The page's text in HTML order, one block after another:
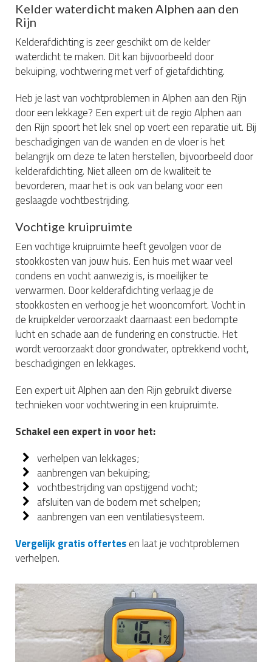
Kelder waterdicht maken Alphen aan den
Rijn
Kelderafdichting is zeer geschikt om de kelder
waterdicht te maken. Dit kan bijvoorbeeld door
bekuiping, vochtwering met verf of gietafdichting.
Heb je last van vochtproblemen in Alphen aan den Rijn
door een lekkage? Een expert uit de regio Alphen aan
den Rijn spoort het lek snel op voert een reparatie uit. Bij
beschadigingen van de wanden en de vloer is het
belangrijk om deze te laten herstellen, bijvoorbeeld door
kelderafdichting. Niet alleen om de kwaliteit te
bevorderen, maar het is ook van belang voor een
geslaagde vochtbestrijding.
Vochtige kruipruimte
Een vochtige kruipruimte heeft gevolgen voor de
stookkosten van jouw huis. Een huis met waar veel
condens en vocht aanwezig is, is moeilijker te
verwarmen. Door kelderafdichting verlaag je de
stookkosten en verhoog je het wooncomfort. Vocht in
de kruipkelder veroorzaakt daarnaast een bedompte
lucht en schade aan de fundering en constructie. Het
wordt veroorzaakt door grondwater, optrekkend vocht,
beschadigingen en lekkages.
Een expert uit Alphen aan den Rijn gebruikt diverse
technieken voor vochtwering in een kruipruimte.
Schakel een expert in voor het:
verhelpen van lekkages;
aanbrengen van bekuiping;
vochtbestrijding van opstijgend vocht;
afsluiten van de bodem met schelpen;
aanbrengen van een ventilatiesysteem.
Vergelijk gratis offertesen laat je vochtproblemen
verhelpen.